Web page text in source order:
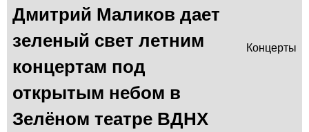
Дмитрий Маликов дает
зеленый свет летним
концертам под
открытым небом в
Зелёном театре ВДНХ
Концерты